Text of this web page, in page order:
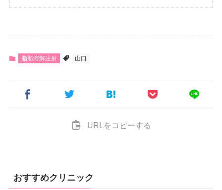
脂肪溶解注射 山口
URLをコピーする
おすすめクリニック